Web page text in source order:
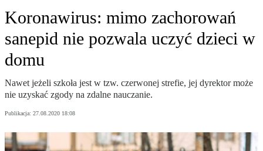
Koronawirus: mimo zachorowań
sanepid nie pozwala uczyć dzieci w
domu
Nawet jeżeli szkoła jest w tzw. czerwonej strefie, jej dyrektor może
nie uzyskać zgody na zdalne nauczanie.
Publikacja: 27.08.2020 18:08